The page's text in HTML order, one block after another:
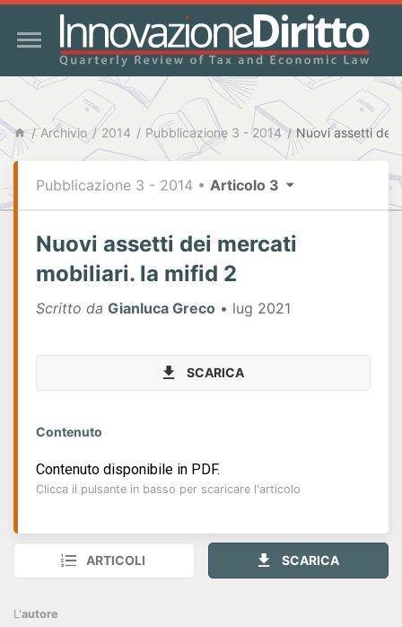
Archivio 2014 Pubblicazione 3 - 2014 Nuovi assetti dei
Pubblicazione 3 - 2014 • Articolo 3
Nuovi assetti dei mercati
mobiliari. la mifid 2
Scritto da Gianluca Greco • lug 2021
SCARICA
Contenuto
Contenuto disponibile in PDF.
Clicca il pulsante in basso per scaricare l'articolo
ARTICOLI SCARICA
L'autore